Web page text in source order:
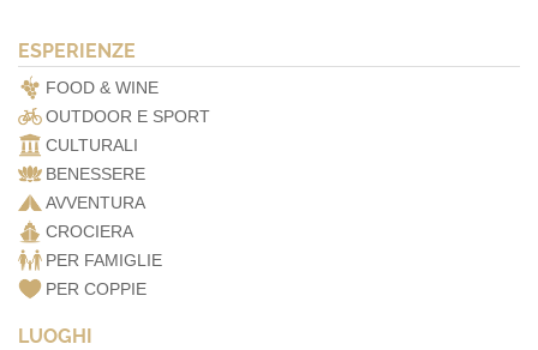
ESPERIENZE
FOOD & WINE
OUTDOOR E SPORT
CULTURALI
BENESSERE
AVVENTURA
CROCIERA
PER FAMIGLIE
PER COPPIE
LUOGHI